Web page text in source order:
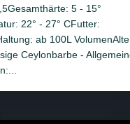
5 - 15°
22° - 27° CFutter:
ab 100L
Ceylonbarbe -